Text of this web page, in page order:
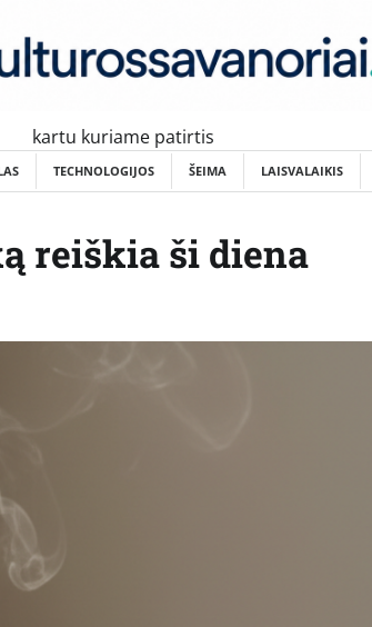
kartu kuriame patirtis
TECHNOLOGIJOS ŠEIMA LAISVALAIKIS
reiškia ši diena